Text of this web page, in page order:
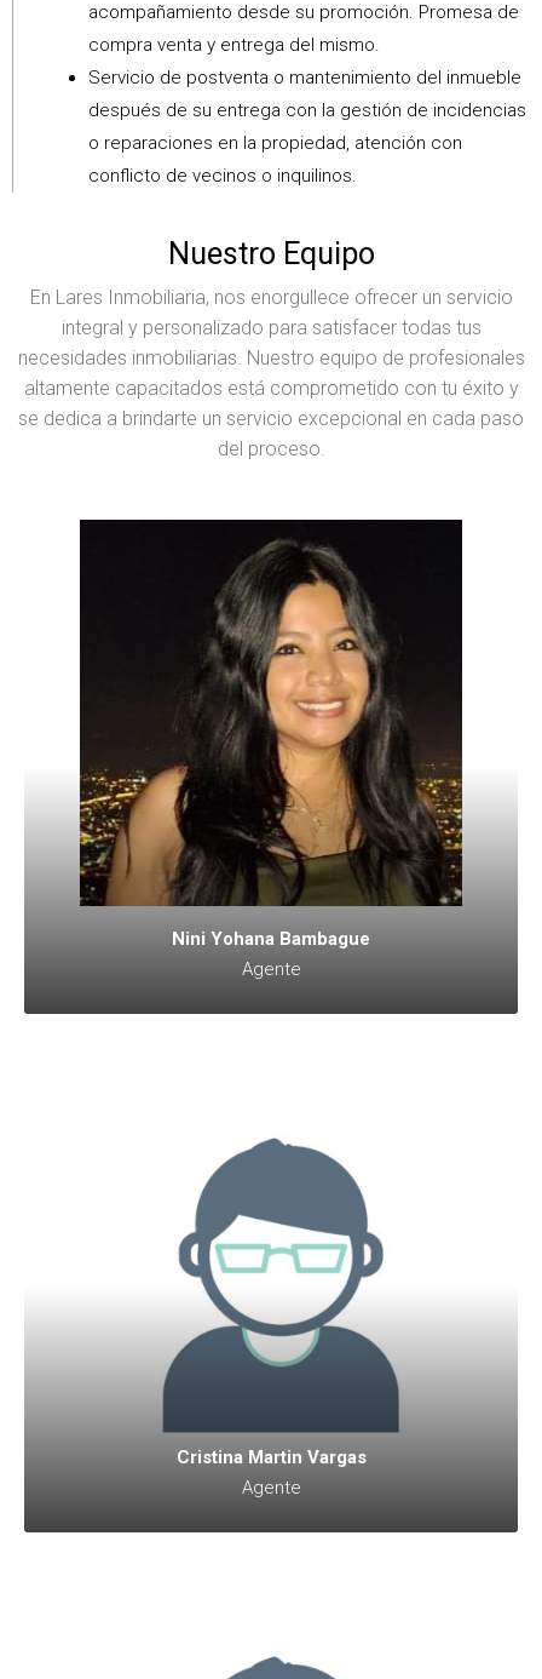
acompañamiento desde su promoción. Promesa de
compra venta y entrega del mismo.
Servicio de postventa o mantenimiento del inmueble
después de su entrega con la gestión de incidencias
o reparaciones en la propiedad, atención con
conflicto de vecinos o inquilinos.
Nuestro Equipo
En Lares Inmobiliaria, nos enorgullece ofrecer un servicio
integral y personalizado para satisfacer todas tus
necesidades inmobiliarias. Nuestro equipo de profesionales
altamente capacitados está comprometido con tu éxito y
se dedica a brindarte un servicio excepcional en cada paso
del proceso.
Nini Yohana Bambague
Agente
Cristina Martin Vargas
Agente